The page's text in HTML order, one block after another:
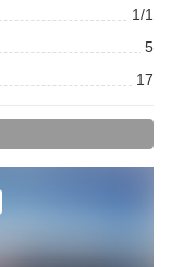
1/1
5
17